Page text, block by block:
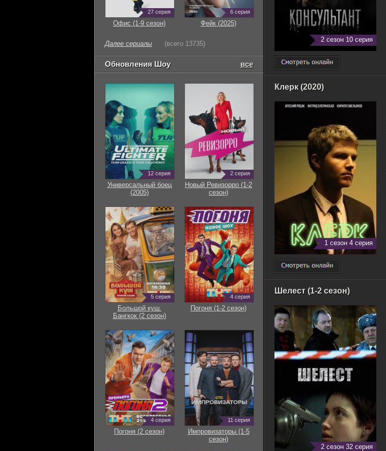
2 сезон 10 серия
Клерк (2020)
1 сезон 4 серия
Шелест (1-2 сезон)
2 сезон 32 серия
27 серия
Офис (1-9 сезон)
6 серия
Фейк (2025)
Далее сериалы (всего 13735)
Обновления Шоу все
12 серия
Универсальный боец
(2005)
2 серия
Новый Ревизорро (1-2
сезон)
5 серия
Большой куш.
Бангкок (2 сезон)
4 серия
Погоня (1-2 сезон)
4 серия
Погоня (2 сезон)
11 серия
Импровизаторы (1-5
сезон)